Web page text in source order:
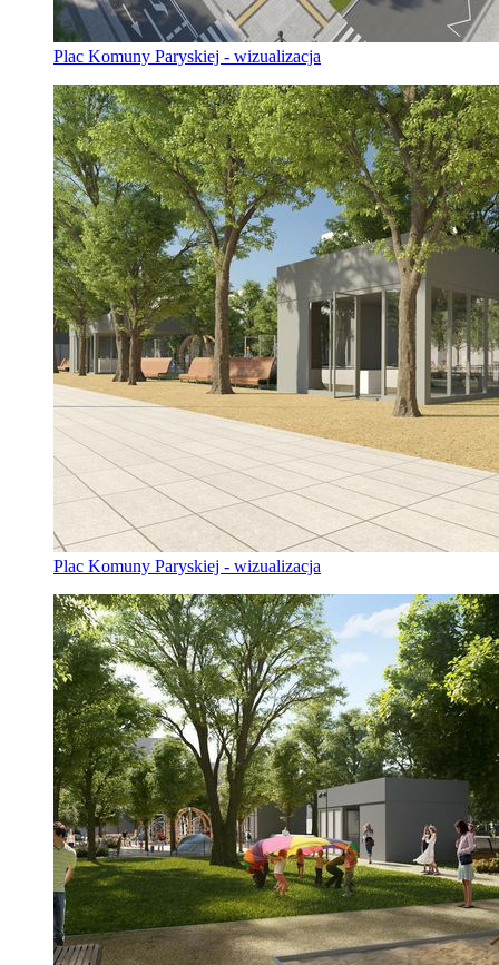
Plac Komuny Paryskiej - wizualizacja
Plac Komuny Paryskiej - wizualizacja